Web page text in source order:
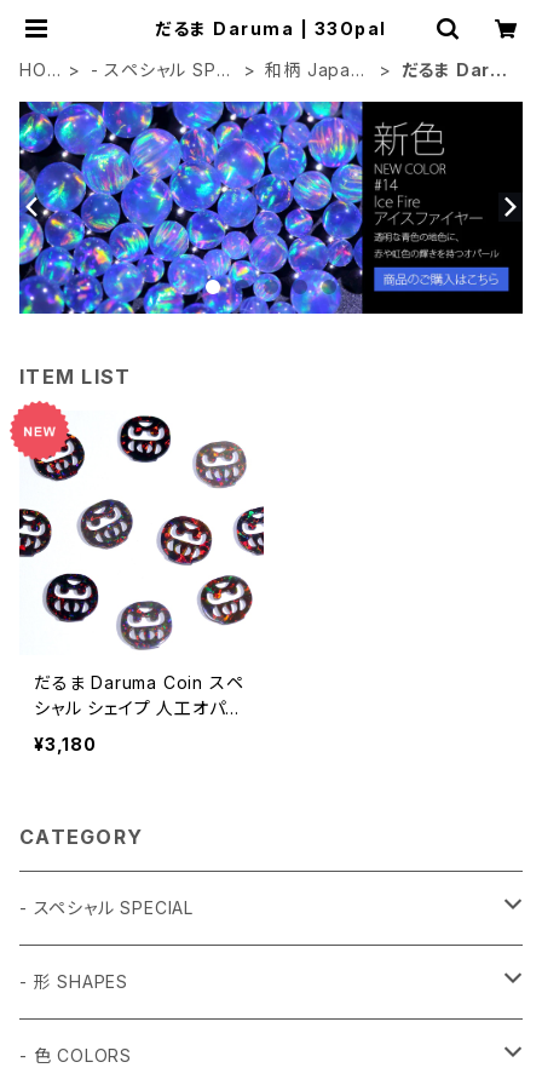
だるま Daruma | 33Opal
HOM
- スペシャル SPE
和柄 Japane
だるま Daru
ITEM LIST
だるま Daruma Coin スペ
シャル シェイプ 人工オパー
ル1個 - 耐熱ガラス / ボロ
シリケイトガラス（COE33）
¥3,180
CATEGORY
- スペシャル SPECIAL
和柄 Japanese
折り鶴 Origami
植物 Plant
- 形 SHAPES
- 球体 SPHERES
- 色 COLORS